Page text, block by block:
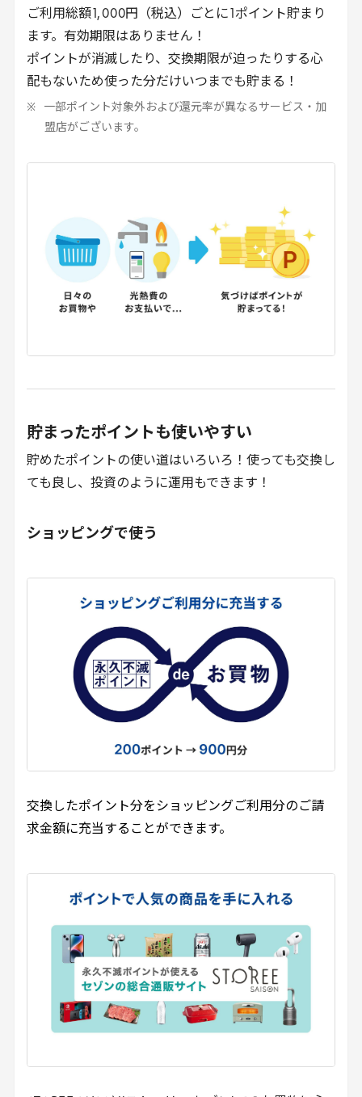
ご利用総額 1,000円（税込）ごとに 1ポイント貯まり
ます。有効期限はありません！
ポイントが消滅したり、交換期限が迫ったりする心
配もないため使った分だけいつまでも貯まる！
一部ポイント対象外および還元率が異なるサービス・加
盟店がございます。
貯まったポイントも使いやすい
貯めたポイントの使い道はいろいろ！使っても交換し
ても良し、投資のように運用もできます！
ショッピングで使う
交換したポイント分をショッピングご利用分のご請
求金額に充当することができます。